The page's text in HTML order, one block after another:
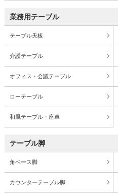
業務用テーブル
テーブル天板
介護テーブル
オフィス・会議テーブル
ローテーブル
和風テーブル・座卓
テーブル脚
角ベース脚
カウンターテーブル脚